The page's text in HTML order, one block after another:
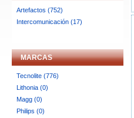
Artefactos (752)
Intercomunicación (17)
MARCAS
Tecnolite (776)
Lithonia (0)
Magg (0)
Philips (0)